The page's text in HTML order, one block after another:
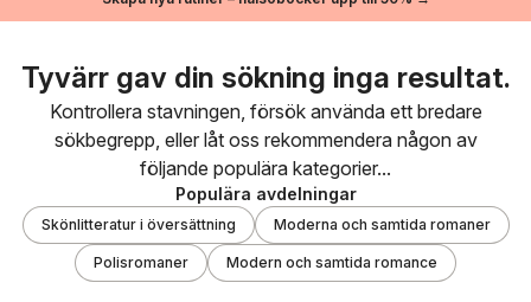
Tyvärr gav din sökning inga resultat.
Kontrollera stavningen, försök använda ett bredare
sökbegrepp, eller låt oss rekommendera någon av
följande populära kategorier...
Populära avdelningar
Skönlitteratur i översättning Moderna och samtida romaner
Polisromaner Modern och samtida romance